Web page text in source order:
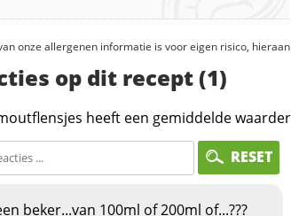
onze allergenen informatie is voor eigen risico,
op dit recept (1)
heeft een gemiddelde
RESET
beker...van 100ml of 200ml of...???